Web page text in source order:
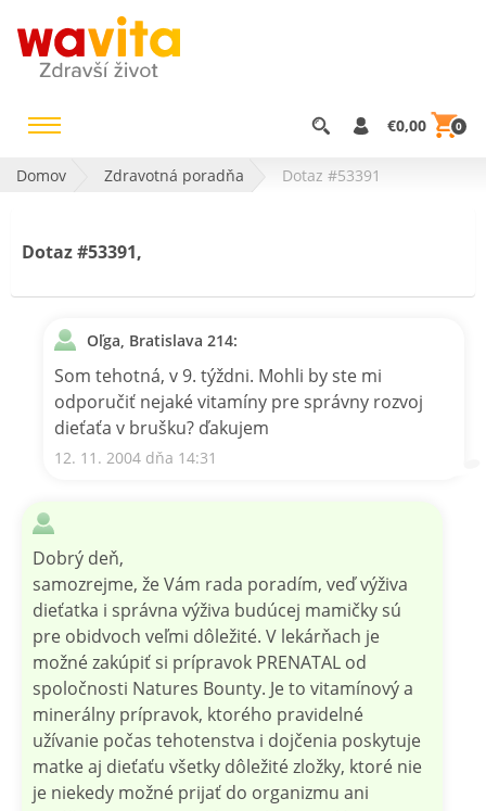
€0,00 0
Domov Zdravotná poradňa Dotaz #53391
Dotaz #53391,
Oľga, Bratislava 214:
Som tehotná, v 9. týždni. Mohli by ste mi
odporučiť nejaké vitamíny pre správny rozvoj
dieťaťa v brušku? ďakujem
12. 11. 2004 dňa 14:31
Dobrý deň,
samozrejme, že Vám rada poradím, veď výživa
dieťatka i správna výživa budúcej mamičky sú
pre obidvoch veľmi dôležité. V lekárňach je
možné zakúpiť si prípravok PRENATAL od
spoločnosti Natures Bounty. Je to vitamínový a
minerálny prípravok, ktorého pravidelné
užívanie počas tehotenstva i dojčenia poskytuje
matke aj dieťaťu všetky dôležité zložky, ktoré nie
je niekedy možné prijať do organizmu ani